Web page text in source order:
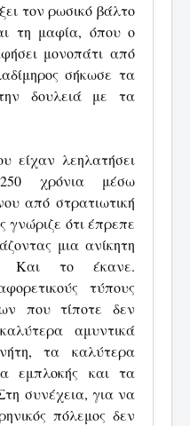
τον ρωσικό βάλτο
τη μαφία, όπου ο
μονοπάτι από
σήκωσε τα
δουλειά με τα
είχαν λεηλατήσει
χρόνια μέσω
από στρατιωτική
γνώριζε ότι έπρεπε
μια ανίκητη
Και το έκανε.
τύπους
που τίποτε δεν
αμυντικά
τα καλύτερα
εμπλοκής και τα
συνέχεια, για να
πόλεμος δεν